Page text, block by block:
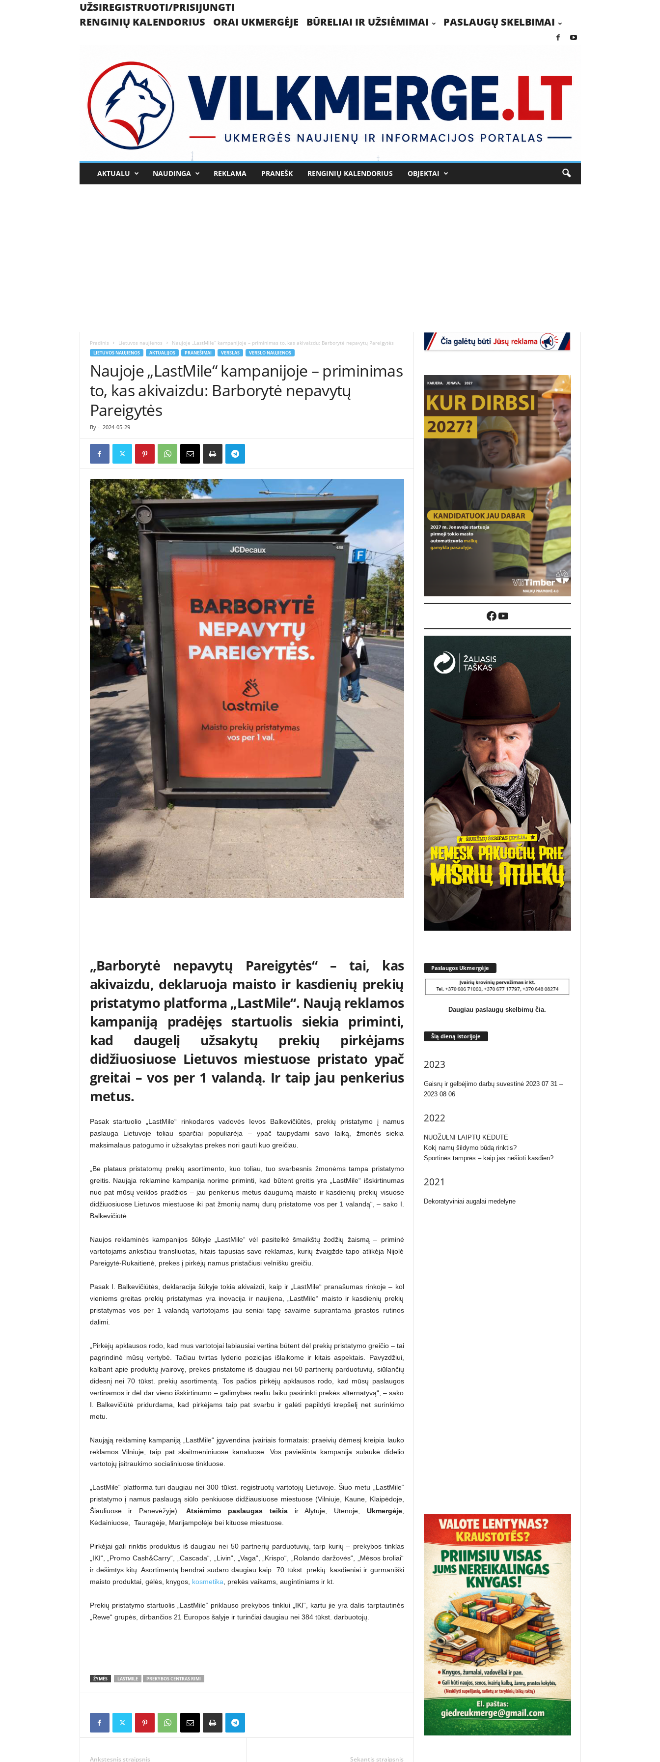
UŽSIREGISTRUOTI/PRISIJUNGTI
RENGINIŲ KALENDORIUS
ORAI UKMERGĖJE BŪRELIAI IR UŽSIĖMIMAI PASLAUGŲ SKELBIMAI
m
p
AKTUALU NAUDINGA REKLAMA PRANEŠK RENGINIŲ KALENDORIUS OBJEKTAI
Pradinis Lietuvos naujienos Naujoje „LastMile“ kampanijoje – priminimas to, kas akivaizdu: Barborytė nepavytų Pareigytės
LIETUVOS NAUJIENOS AKTUALIJOS PRANEŠIMAI VERSLAS VERSLO NAUJIENOS
Naujoje „LastMile“ kampanijoje – priminimas
to, kas akivaizdu: Barborytė nepavytų
Pareigytės
By - 2024-05-29
„Barborytė nepavytų Pareigytės“ – tai, kas
akivaizdu, deklaruoja maisto ir kasdienių prekių
pristatymo platforma „LastMile“. Naują reklamos
kampaniją pradėjęs startuolis siekia priminti,
kad daugelį užsakytų prekių pirkėjams
didžiuosiuose Lietuvos miestuose pristato ypač
greitai – vos per 1 valandą. Ir taip jau penkerius
metus.
Pasak startuolio „LastMile“ rinkodaros vadovės Ievos Balkevičiūtės, prekių pristatymo į namus
paslauga Lietuvoje toliau sparčiai populiarėja – ypač taupydami savo laiką, žmonės siekia
maksimalaus patogumo ir užsakytas prekes nori gauti kuo greičiau.
„Be plataus pristatomų prekių asortimento, kuo toliau, tuo svarbesnis žmonėms tampa pristatymo
greitis. Naująja reklamine kampanija norime priminti, kad būtent greitis yra „LastMile“ išskirtinumas
nuo pat mūsų veiklos pradžios – jau penkerius metus daugumą maisto ir kasdienių prekių visuose
didžiuosiuose Lietuvos miestuose iki pat žmonių namų durų pristatome vos per 1 valandą“, – sako I.
Balkevičiūtė.
Naujos reklaminės kampanijos šūkyje „LastMile“ vėl pasitelkė šmaikštų žodžių žaismą – priminė
vartotojams anksčiau transliuotas, hitais tapusias savo reklamas, kurių žvaigžde tapo atlikėja Nijolė
Pareigytė-Rukaitienė, prekes į pirkėjų namus pristačiusi velnišku greičiu.
Pasak I. Balkevičiūtės, deklaracija šūkyje tokia akivaizdi, kaip ir „LastMile“ pranašumas rinkoje – kol
vieniems greitas prekių pristatymas yra inovacija ir naujiena, „LastMile“ maisto ir kasdienių prekių
pristatymas vos per 1 valandą vartotojams jau seniai tapę savaime suprantama įprastos rutinos
dalimi.
„Pirkėjų apklausos rodo, kad mus vartotojai labiausiai vertina būtent dėl prekių pristatymo greičio – tai
pagrindinė mūsų vertybė. Tačiau tvirtas lyderio pozicijas išlaikome ir kitais aspektais. Pavyzdžiui,
kalbant apie produktų įvairovę, prekes pristatome iš daugiau nei 50 partnerių parduotuvių, siūlančių
didesnį nei 70 tūkst. prekių asortimentą. Tos pačios pirkėjų apklausos rodo, kad mūsų paslaugos
vertinamos ir dėl dar vieno išskirtinumo – galimybės realiu laiku pasirinkti prekės alternatyvą“, – sako
I. Balkevičiūtė pridurdama, kad pirkėjams taip pat svarbu ir galėti papildyti krepšelį net surinkimo
metu.
Naująją reklaminę kampaniją „LastMile“ įgyvendina įvairiais formatais: praeivių dėmesį kreipia lauko
reklamos Vilniuje, taip pat skaitmeniniuose kanaluose. Vos paviešinta kampanija sulaukė didelio
vartotojų įsitraukimo socialiniuose tinkluose.
„LastMile“ platforma turi daugiau nei 300 tūkst. registruotų vartotojų Lietuvoje. Šiuo metu „LastMile“
pristatymo į namus paslaugą siūlo penkiuose didžiausiuose miestuose (Vilniuje, Kaune, Klaipėdoje,
Šiauliuose ir Panevėžyje). Atsiėmimo paslaugas teikiair Alytuje, Utenoje, Ukmergėje,
Kėdainiuose, Tauragėje, Marijampolėje bei kituose miestuose.
Pirkėjai gali rinktis produktus iš daugiau nei 50 partnerių parduotuvių, tarp kurių – prekybos tinklas
„IKI“, „Promo Cash&Carry“, „Cascada“, „Livin“, „Vaga“, „Krispo“, „Rolando daržovės“, „Mėsos broliai“
ir dešimtys kitų. Asortimentą bendrai sudaro daugiau kaip 70 tūkst. prekių: kasdieniai ir gurmaniški
maisto produktai, gėlės, knygos, kosmetika , prekės vaikams, augintiniams ir kt.
Prekių pristatymo startuolis „LastMile“ priklauso prekybos tinklui „IKI“, kartu jie yra dalis tarptautinės
„Rewe“ grupės, dirbančios 21 Europos šalyje ir turinčiai daugiau nei 384 tūkst. darbuotojų.
ŽYMĖS LASTMILE PREKYBOS CENTRAS RIMI
Ankstesnis straipsnis Sekantis straipsnis
Facebook
YouTube
Paslaugos Ukmergėje
Daugiau paslaugų skelbimų čia.
Šią dieną istorijoje
2023
Gaisrų ir gelbėjimo darbų suvestinė 2023 07 31 –
2023 08 06
2022
NUOŽULNI LAIPTŲ KĖDUTĖ
Kokį namų šildymo būdą rinktis?
Sportinės tamprės – kaip jas nešioti kasdien?
2021
Dekoratyviniai augalai medelyne